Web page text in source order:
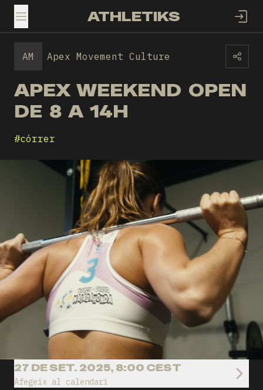
TOGGLE MENUATHLETIKS
AM Apex Movement Culture
APEX WEEKEND OPEN
DE 8 A 14H
#córrer
27 DE SET. 2025, 8:00 CEST
Afegeix al calendari